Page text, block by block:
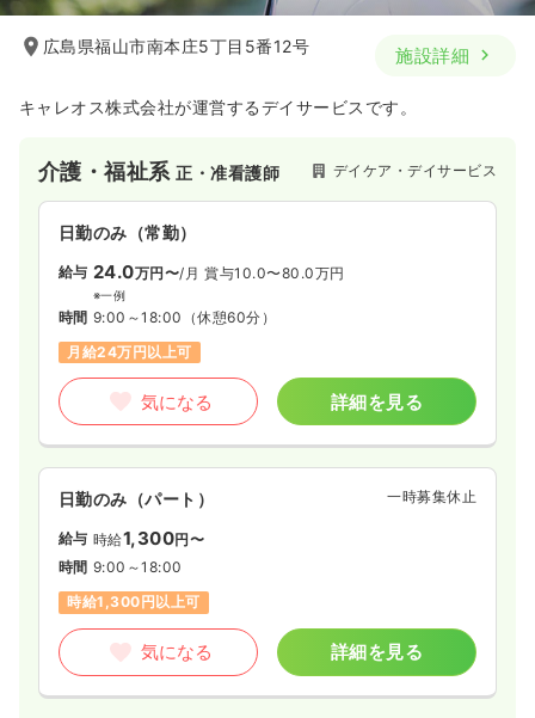
広島県福山市南本庄5丁目5番12号 施設詳細
キャレオス株式会社が運営するデイサービスです。
介護・福祉系正・准看護師 デイケア・デイサービス
日勤のみ（常勤）
給与 24.0万円〜/月 賞与10.0〜80.0万円
※一例
時間 9:00～18:00 （休憩60分）
月給24万円以上可
気になる 詳細を見る
日勤のみ（パート） 一時募集休止
給与 時給1,300円〜
時間 9:00～18:00
時給1,300円以上可
気になる 詳細を見る